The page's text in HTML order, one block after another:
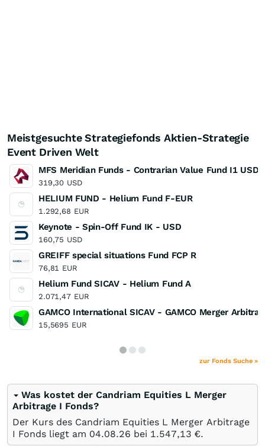
Meistgesuchte Strategiefonds Aktien-Strategie
Event Driven Welt
MFS Meridian Funds - Contrarian Value Fund I1 USD
319,30 USD
HELIUM FUND - Helium Fund F-EUR
1.292,68 EUR
Keynote - Spin-Off Fund IK - USD
160,75 USD
GREIFF special situations Fund FCP R
76,81 EUR
Helium Fund SICAV - Helium Fund A
2.071,47 EUR
GAMCO International SICAV - GAMCO Merger
15,5695 EUR
zur Fonds Suche »
Was kostet der Candriam Equities L Merger
Arbitrage I Fonds?
Der Kurs des Candriam Equities L Merger Arbitrage
I Fonds liegt am 04.08.26 bei 1.547,13 €.